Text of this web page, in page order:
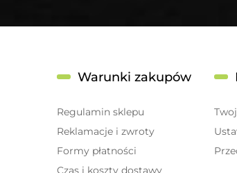
Warunki zakupów
Regulamin sklepu
Reklamacje i zwroty
Formy płatności
Czas i koszty dostawy